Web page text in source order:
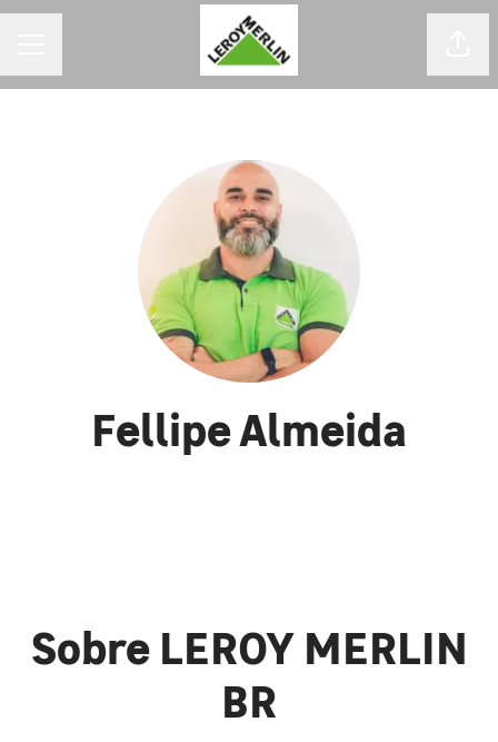
Fellipe Almeida
Sobre LEROY MERLIN
BR